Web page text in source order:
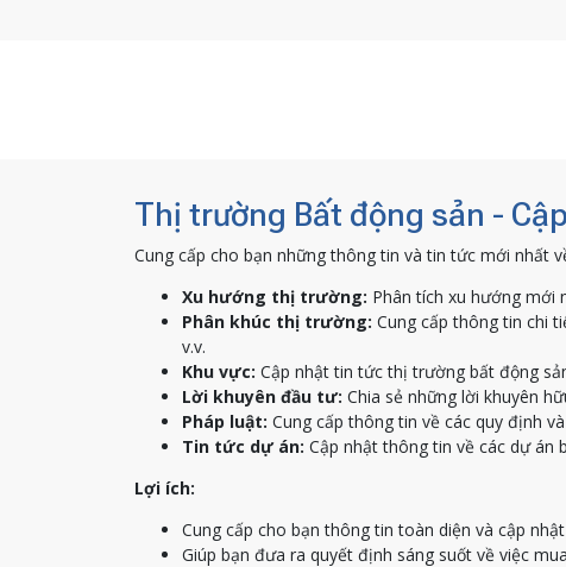
Thị trường Bất động sản -
Cung cấp cho bạn những thông tin và tin tức mới nhất
Xu hướng thị trường: Phân tích xu hướng mới
Phân khúc thị trường: Cung cấp thông tin chi
v.v.
Khu vực: Cập nhật tin tức thị trường bất động
Lời khuyên đầu tư: Chia sẻ những lời khuyên
Pháp luật: Cung cấp thông tin về các quy định
Tin tức dự án: Cập nhật thông tin về các dự
Lợi ích:
Cung cấp cho bạn thông tin toàn diện và cập
Giúp bạn đưa ra quyết định sáng suốt về việc